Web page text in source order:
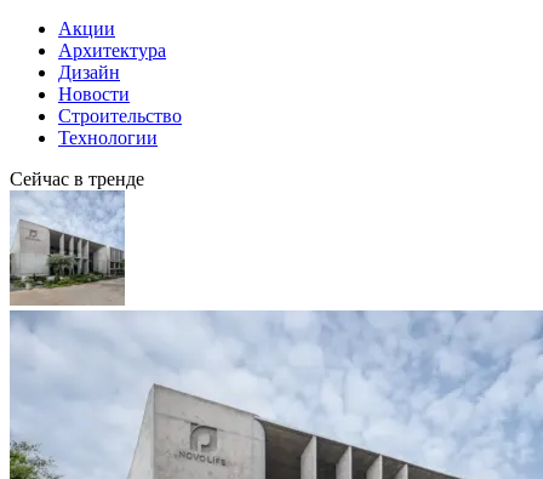
Акции
Архитектура
Дизайн
Новости
Строительство
Технологии
Сейчас в тренде